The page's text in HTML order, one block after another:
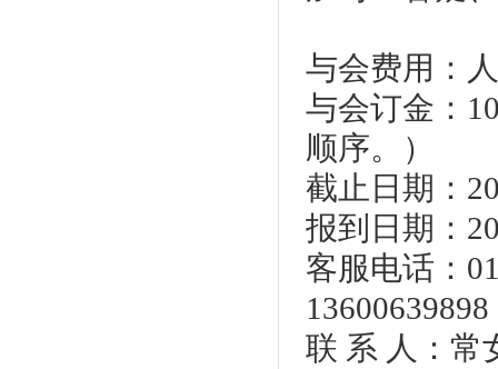
与会费用：
与会订金：
顺序。）
截止日期：
报到日期：
客服电话：
13600639898
联 系 人：常